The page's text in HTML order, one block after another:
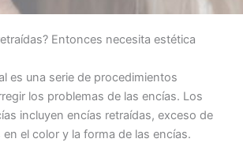
Entonces necesita estética
es una serie de procedimientos
los problemas de las encías. Los
incluyen encías retraídas, exceso de
el color y la forma de las encías.